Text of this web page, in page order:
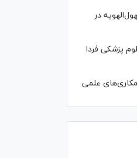
در
پزشکی فردا
علمی